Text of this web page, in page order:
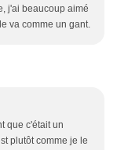
j'ai beaucoup aimé
va comme un gant.
que c'était un
plutôt comme je le